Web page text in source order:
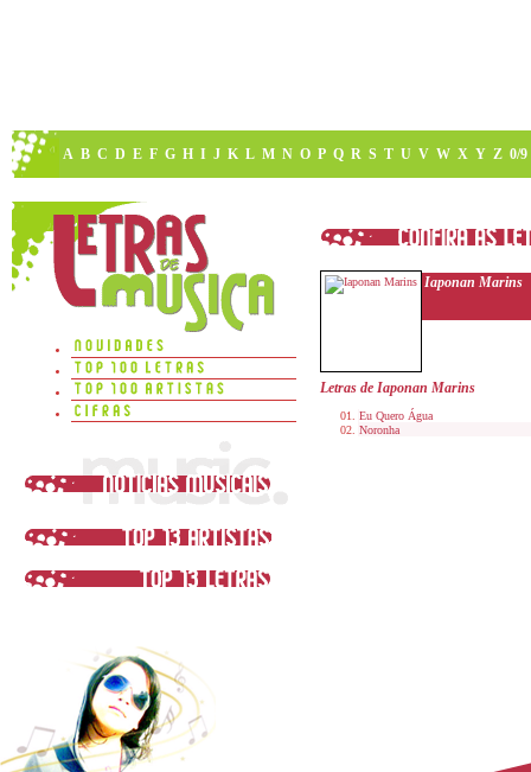
A B C D E F G H I J K L M N O P Q R S T U V W X Y Z 0/9
Iaponan Marins
Letras de Iaponan Marins
Eu Quero Água
Noronha